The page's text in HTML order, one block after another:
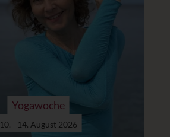
Yogawoche
10. - 14. August 2026